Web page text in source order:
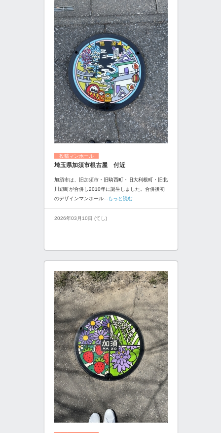
投稿マンホール
埼玉県加須市根古屋 付近
加須市は、旧加須市・旧騎西町・旧大利根町・旧北
川辺町が合併し2010年に誕生しました。合併後初
のデザインマンホール...もっと読む
2026年03月10日 (てし)